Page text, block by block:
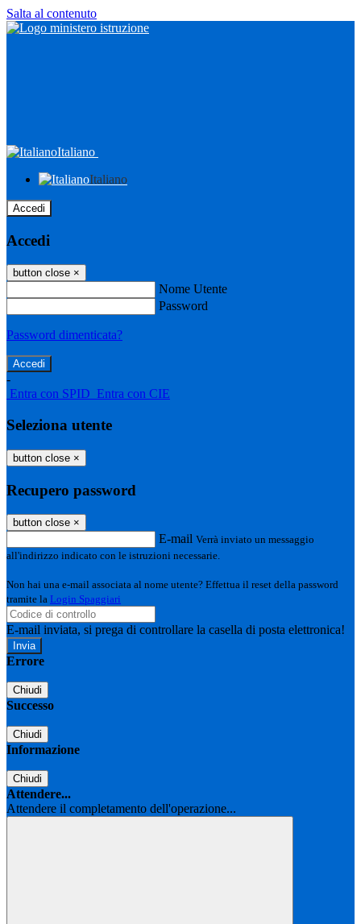
Salta al contenuto
Italiano
Italiano
Accedi
Accedi
button close ×
Nome Utente
Password
Password dimenticata?
-
Entra con SPID Entra con CIE
Seleziona utente
button close ×
Recupero password
button close ×
E-mail Verrà inviato un messaggio
all'indirizzo indicato con le istruzioni necessarie.
Non hai una e-mail associata al nome utente? Effettua il reset della password
tramite la Login Spaggiari
E-mail inviata, si prega di controllare la casella di posta elettronica!
Errore
Chiudi
Successo
Chiudi
Informazione
Chiudi
Attendere...
Attendere il completamento dell'operazione...